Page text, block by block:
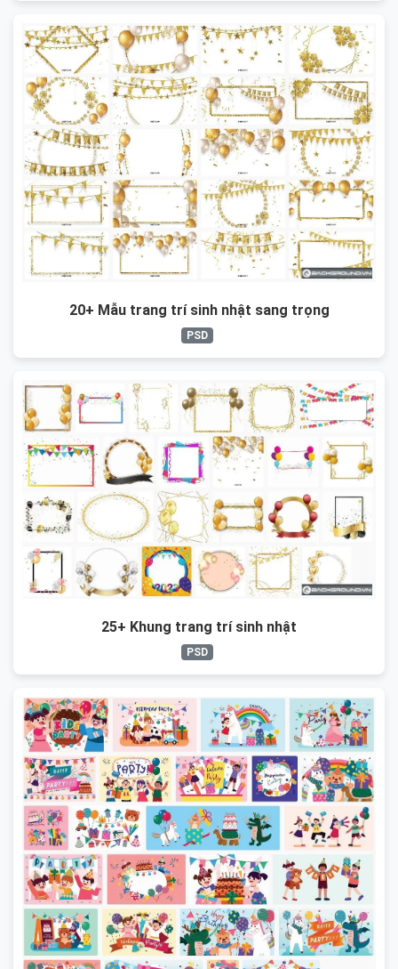
20+ Mẫu trang trí sinh nhật sang trọng
PSD
25+ Khung trang trí sinh nhật
PSD